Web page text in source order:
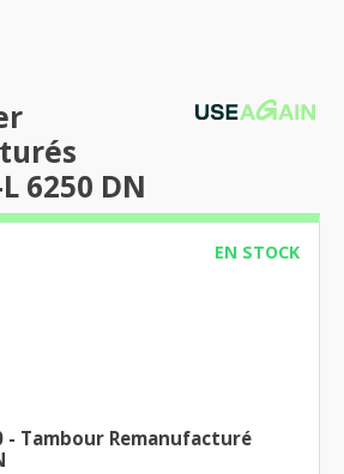
6250 DN
EN STOCK
- Tambour Remanufacturé